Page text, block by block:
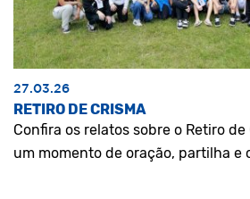
27.03.26
RETIRO DE CRISMA
Confira os relatos sobre o Retiro de
um momento de oração, partilha e